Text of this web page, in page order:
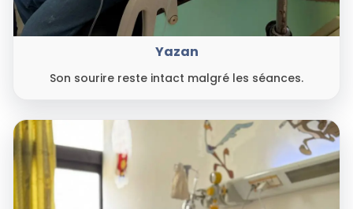
Yazan
Son sourire reste intact malgré les séances.